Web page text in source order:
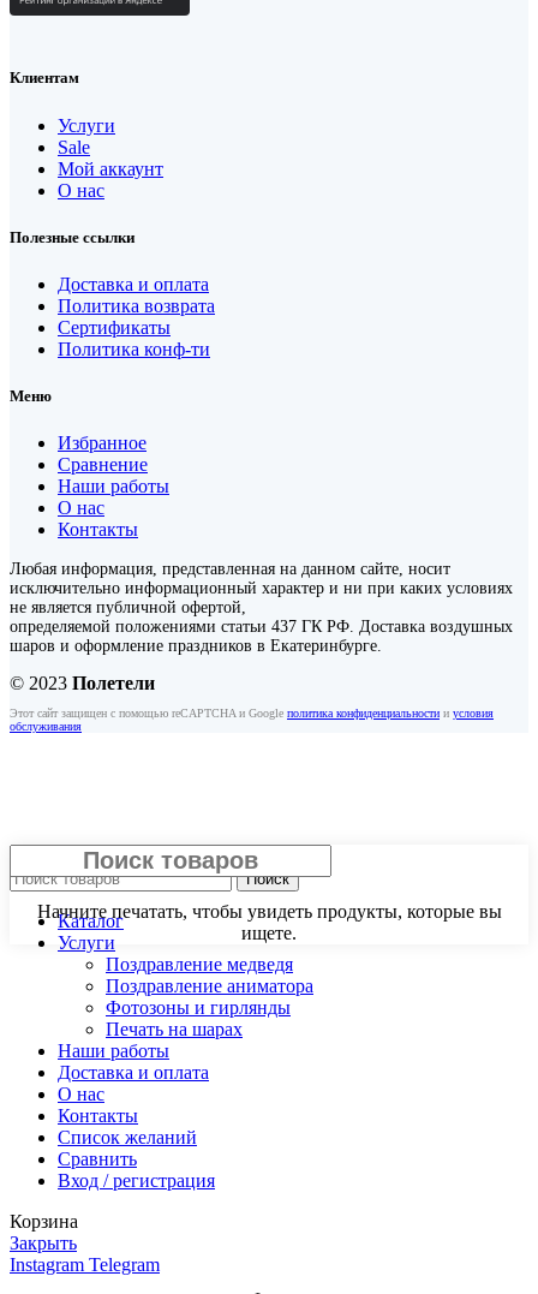
Клиентам
Услуги
Sale
Мой аккаунт
О нас
Полезные ссылки
Доставка и оплата
Политика возврата
Сертификаты
Политика конф-ти
Меню
Избранное
Сравнение
Наши работы
О нас
Контакты
Любая информация, представленная на данном сайте, носит
исключительно информационный характер и ни при каких условиях
не является публичной офертой,
определяемой положениями статьи 437 ГК РФ. Доставка воздушных
шаров и оформление праздников в Екатеринбурге.
© 2023 Полетели
Этот сайт защищен с помощью reCAPTCHA и Google политика конфиденциальности и условия
обслуживания
Начните печатать, чтобы увидеть продукты, которые вы
ищете.
Поиск
Каталог
Услуги
Поздравление медведя
Поздравление аниматора
Фотозоны и гирлянды
Печать на шарах
Наши работы
Доставка и оплата
О нас
Контакты
Список желаний
Сравнить
Вход / регистрация
Корзина
Закрыть
Instagram Telegram